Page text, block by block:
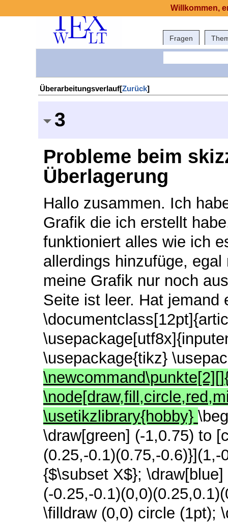
Fragen
Überarbeitungsverlauf[Zurück]
3
Probleme beim
Überlagerung
Hallo zusammen. Ich
Grafik die ich erstellt
funktioniert alles wie ich
allerdings hinzufüge,
meine Grafik nur noch
Seite ist leer. Hat jemand
\usepackage{tikz}
\usetikzlibrary{hobby}
\draw[green] (-1,0.75) to
(0.25,-0.1)(0.75,-
{$\subset X$};
(-0.25,-
\filldraw (0,0) circle (1pt);
Willkommen,